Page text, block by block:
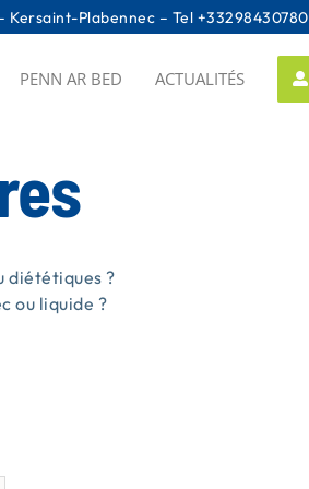
Kersaint-Plabennec – Tel +33298430780
PENN AR BED ACTUALITÉS
diététiques ?
ou liquide ?